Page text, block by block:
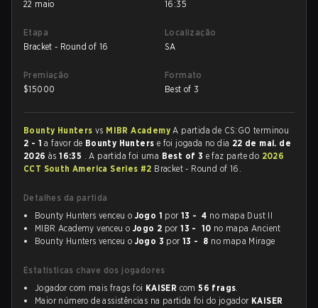
22 maio
16:35
Etapa
Bracket - Round of 16
Localização
SA
Premiação
$15000
Formato
Best of 3
Bounty Hunters vs MIBR AcademyA partida de CS:GO terminou
2 - 1 a favor de Bounty Hunters e foi jogada no dia 22 de mai. de
2026 às16:35 . A partida foi uma Best of 3 e faz parte do 2026
CCT South America Series #2 Bracket - Round of 16.
Detalhes da partida
Bounty Hunters venceu o Jogo 1 por13 - 4 no mapa Dust II
MIBR Academy venceu o Jogo 2 por13 - 10 no mapa Ancient
Bounty Hunters venceu o Jogo 3 por13 - 8 no mapa Mirage
Estatísticas chave dos jogadores
Jogador com mais frags foi KAISER com56 frags.
Maior número de assistências na partida foi do jogador KAISER